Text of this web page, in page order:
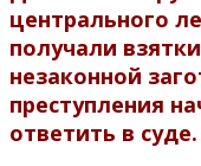
центрального
получали
незаконной
преступления
ответить в суде.